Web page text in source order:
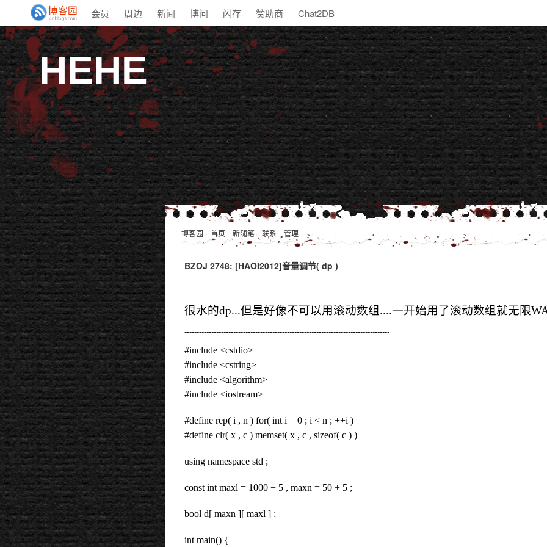
会员 周边 新闻 博问 闪存 赞助商 Chat2DB
HEHE
博客园 首页 新随笔 联系 管理
BZOJ 2748: [HAOI2012]音量调节( dp )
很水的dp...但是好像不可以用滚动数组....一开始用了滚动数组就无限
------------------------------------------------------------------------------------
#include <cstdio>
#include <cstring>
#include <algorithm>
#include <iostream>
#define rep( i , n ) for( int i = 0 ; i < n ; ++i )
#define clr( x , c ) memset( x , c , sizeof( c ) )
using namespace std ;
const int maxl = 1000 + 5 , maxn = 50 + 5 ;
bool d[ maxn ][ maxl ] ;
int main() {